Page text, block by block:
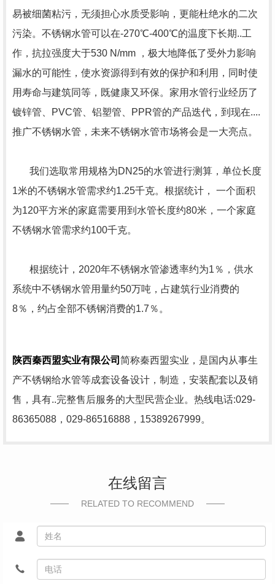
易被细菌粘污，无须担心水质受影响，更能杜绝水的二次
污染。不锈钢水管可以在-270℃-400℃的温度下长期..工
作，抗拉强度大于530 N/mm ，极大地降低了受外力影响
漏水的可能性，使水资源得到有效的保护和利用，同时使
用寿命与建筑同等，既健康又环保。家用水管行业经历了
镀锌管、PVC管、铝塑管、PPR管的产品迭代，到现在....
推广不锈钢水管，未来不锈钢水管市场将会是一大亮点。
我们选取常用规格为DN25的水管进行测算，单位长度
1米的不锈钢水管需求约1.25千克。根据统计， 一个面积
为120平方米的家庭需要用到水管长度约80米，一个家庭
不锈钢水管需求约100千克。
根据统计，2020年不锈钢水管渗透率约为1％，供水
系统中不锈钢水管用量约50万吨，占建筑行业消费的
8％，约占全部不锈钢消费的1.7％。
陕西秦西盟实业有限公司 简称秦西盟实业，是国内从事生
产不锈钢给水管等成套设备设计，制造，安装配套以及销
售，具有..完整售后服务的大型民营企业。热线电话:029-
86365088，029-86516888，15389267999。
在线留言
RELATED TO RECOMMEND